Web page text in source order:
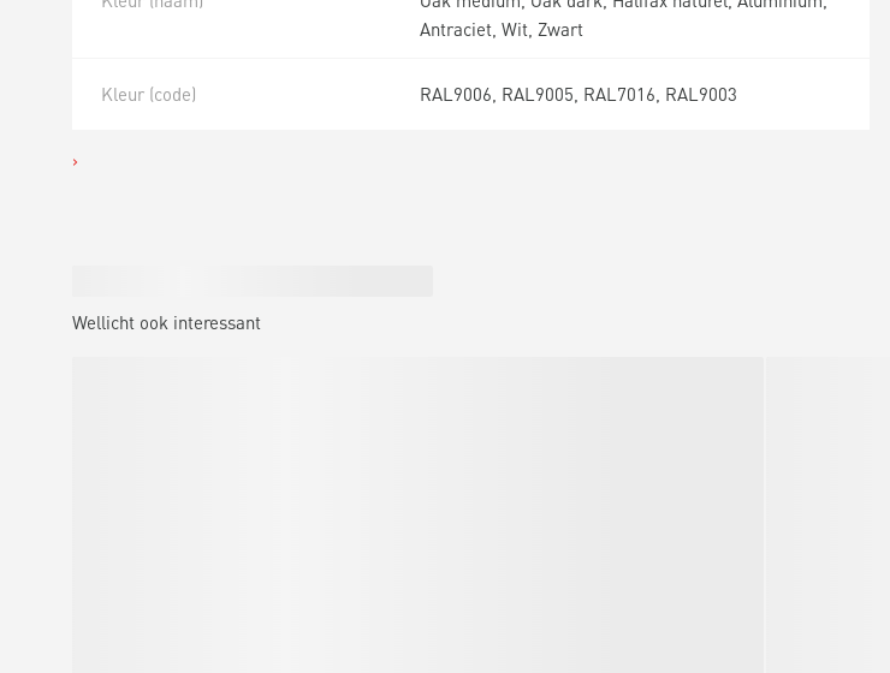
Antraciet, Wit, Zwart
Kleur (code) RAL9006, RAL9005, RAL7016, RAL9003
Wellicht ook interessant